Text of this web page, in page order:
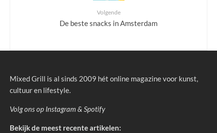
Volgende
De beste snacks in Amsterdam
Mixed Grill is al sinds 2009 hét online magazine voor kunst,
cultuur en lifestyle.
Volg ons op Instagram & Spotify
Bekijk de meest recente artikelen: